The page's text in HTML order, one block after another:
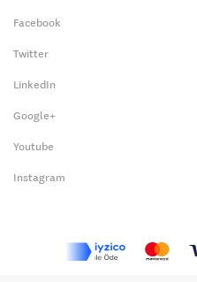
Facebook
Twitter
LinkedIn
Google+
Youtube
Instagram